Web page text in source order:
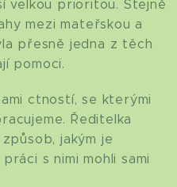
velkou prioritou. Stejně
mezi mateřskou a
přesně jedna z těch
pomoci.
ctností, se kterými
Ředitelka
jakým je
s nimi mohli sami